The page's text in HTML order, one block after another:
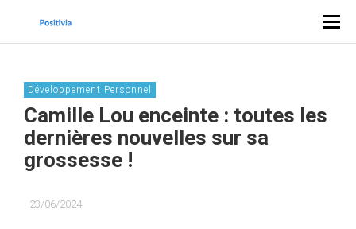
Développement Personnel
Camille Lou enceinte : toutes les
dernières nouvelles sur sa
grossesse !
23/06/2024